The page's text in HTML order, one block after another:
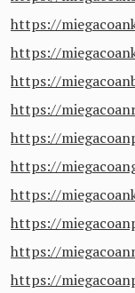
https://
https://
https://
https://
https://
https://
https://
https://
https://
https://